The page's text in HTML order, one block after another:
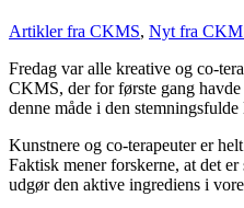
Artikler fra CKMS, Nyt fra
Fredag var alle kreative og co-
CKMS, der for første gang
denne måde i den
Kunstnere og co-terapeuter er
Faktisk mener forskerne, at det
udgør den aktive ingrediens i